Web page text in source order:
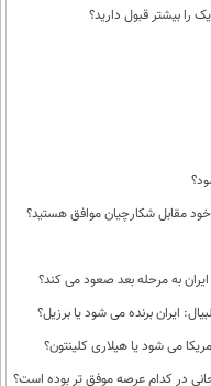
را بیشتر قبول دارید؟
خود مقابل شکارچیان موافق هستید؟
به مرحله بعد صعود می كند؟
ایران برنده می شود یا برزیل؟
می شود یا هیلاری کلینتون؟